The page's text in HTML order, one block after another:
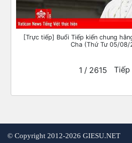
[Trực tiếp] Buổi Tiếp kiến chung
Cha (Thứ Tư 05/08/
1 / 2615 Tiếp
© Copyright 2012-2026 GIESU.NET